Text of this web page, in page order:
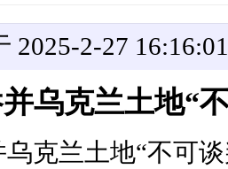
2025-2-27 16:16:01
乌克兰土地“
克兰土地“不可谈